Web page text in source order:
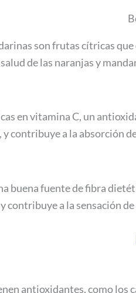
son frutas cítricas
de las naranjas y
en vitamina C, un
contribuye a la absorción
buena fuente de fibra
a la sensación
antioxidantes, como